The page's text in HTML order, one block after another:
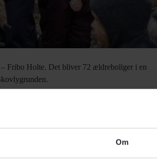
Om
Fribo Holte. Det bliver 72 ældreboliger i en
En tryg bolig for ældre og samtidig et
i hele sit udtryk og sin funktion understøtter, at